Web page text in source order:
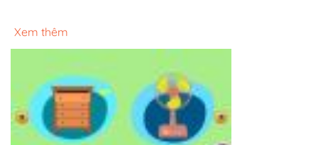
Xem thêm